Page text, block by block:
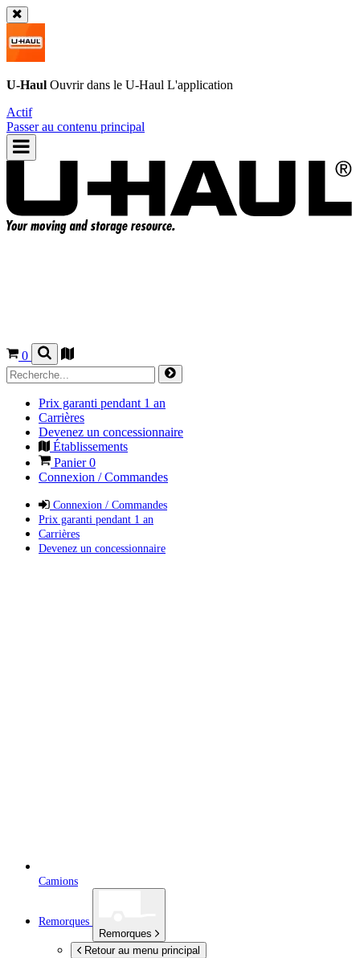
U-Haul Ouvrir dans le U-Haul L'application
Actif
Passer au contenu principal
0
Prix garanti pendant 1 an
Carrières
Devenez un concessionnaire
Établissements
Panier0
Connexion / Commandes
Connexion / Commandes
Prix garanti pendant 1 an
Carrières
Devenez un concessionnaire
Camions
Remorques
Remorques
Retour au menu principal